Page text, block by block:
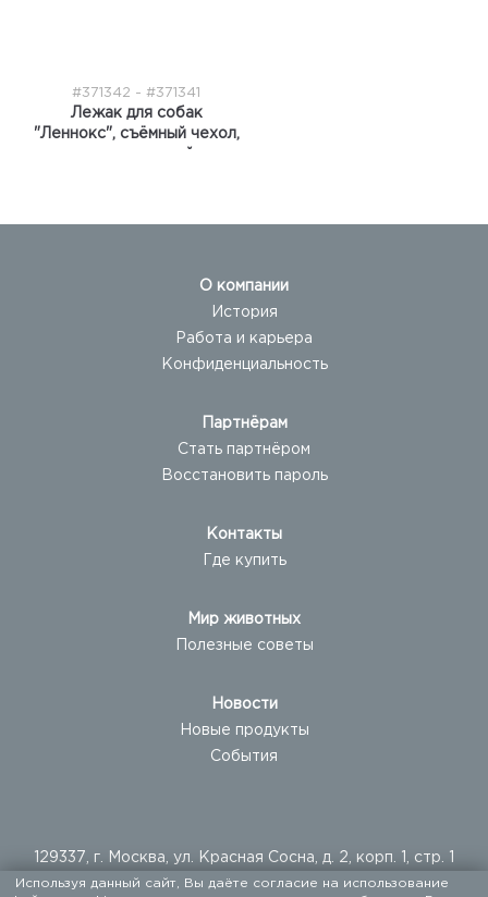
#371342 - #371341
Лежак для собак
"Леннокс", съёмный чехол,
О компании
История
Работа и карьера
Конфиденциальность
Партнёрам
Стать партнёром
Восстановить пароль
Контакты
Где купить
Мир животных
Полезные советы
Новости
Новые продукты
События
129337, г. Москва, ул. Красная Сосна, д. 2, корп. 1, стр. 1
Используя данный сайт, Вы даёте согласие на использование